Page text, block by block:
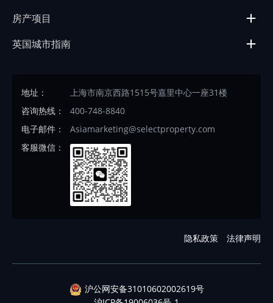
房产项目
英国城市指南
地址：
上海市南京西路1515号嘉里中心一座31楼
咨询热线：
400-748-8840
电子邮件：
Asiamarketing@selectproperty.com
客服微信：
隐私政策 法律声明
沪公网安备31010602002619号